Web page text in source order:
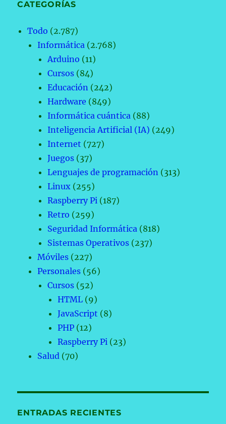
CATEGORÍAS
Todo (2.787)
Informática (2.768)
Arduino (11)
Cursos (84)
Educación (242)
Hardware (849)
Informática cuántica (88)
Inteligencia Artificial (IA) (249)
Internet (727)
Juegos (37)
Lenguajes de programación (313)
Linux (255)
Raspberry Pi (187)
Retro (259)
Seguridad Informática (818)
Sistemas Operativos (237)
Móviles (227)
Personales (56)
Cursos (52)
HTML (9)
JavaScript (8)
PHP (12)
Raspberry Pi (23)
Salud (70)
ENTRADAS RECIENTES